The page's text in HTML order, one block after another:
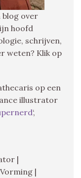
blog over
hoofd
schrijven,
weten? Klik op
op een
illustrator
‘,
|
|